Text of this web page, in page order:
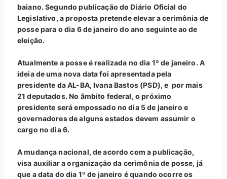
baiano. Segundo publicação do Diário Oficial do
Legislativo, a proposta pretende elevar a cerimônia de
posse para o dia 6 de janeiro do ano seguinte ao de
eleição.
Atualmente a posse é realizada no dia 1º de janeiro. A
ideia de uma nova data foi apresentada pela
presidente da AL-BA, Ivana Bastos (PSD), e por mais
21 deputados. No âmbito federal, o próximo
presidente será empossado no dia 5 de janeiro e
governadores de alguns estados devem assumir o
cargo no dia 6.
A mudança nacional, de acordo com a publicação,
visa auxiliar a organização da cerimônia de posse, já
que a data do dia 1º de janeiro é quando ocorre os